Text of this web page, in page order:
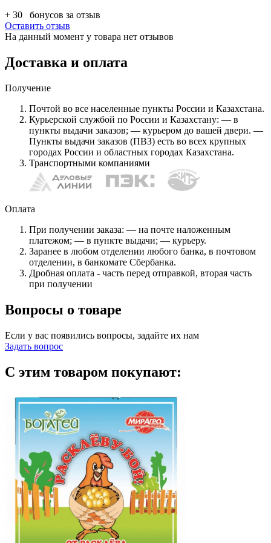
+ 30
бонусов за отзыв
Оставить отзыв
На данный момент у товара нет отзывов
Доставка и оплата
Получение
Почтой во все населенные пункты России и Казахстана.
Курьерской службой по России и Казахстану: — в
пункты выдачи заказов; — курьером до вашей двери. —
Пункты выдачи заказов (ПВЗ) есть во всех крупных
городах России и областных городах Казахстана.
Транспортными компаниями
Оплата
При получении заказа: — на почте наложенным
платежом; — в пункте выдачи; — курьеру.
Заранее в любом отделении любого банка, в почтовом
отделении, в банкомате Сбербанка.
Дробная оплата - часть перед отправкой, вторая часть
при получении
Вопросы о товаре
Если у вас появились вопросы, задайте их нам
Задать вопрос
С этим товаром покупают: